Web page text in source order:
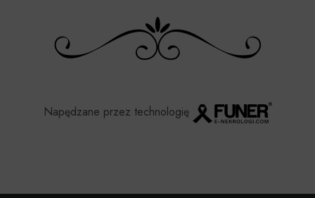
Napędzane przez technologię